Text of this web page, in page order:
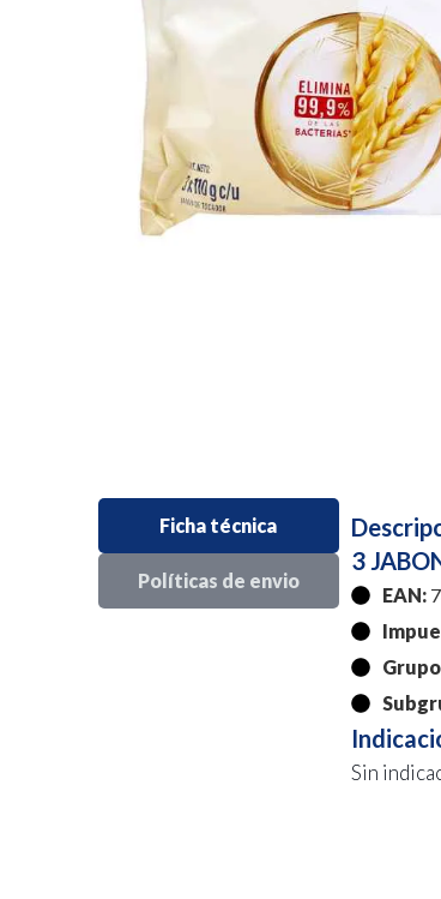
Ficha técnica
Políticas de envio
3
EAN:
Sin